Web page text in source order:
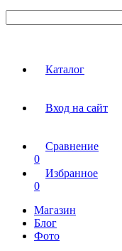
Каталог
Вход на сайт
Сравнение
0
Избранное
0
Магазин
Блог
Фото